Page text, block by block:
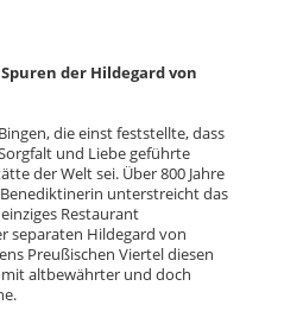
der Hildegard von
die einst feststellte, dass
und Liebe geführte
der Welt sei. Über 800 Jahre
unterstreicht das
Restaurant
separaten Hildegard von
Preußischen Viertel diesen
altbewährter und doch